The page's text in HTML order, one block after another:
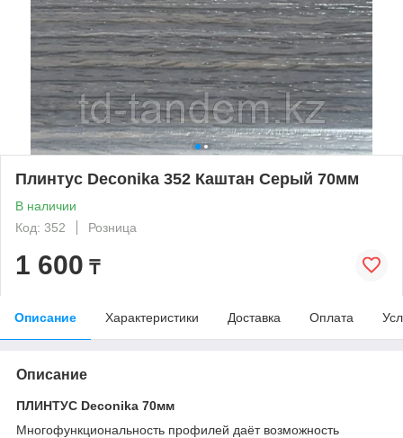
Плинтус Deconika 352 Каштан Серый 70мм
В наличии
Код: 352
Розница
1 600 ₸
Описание Характеристики Доставка Оплата
Описание
ПЛИНТУС Deconika 70мм
Многофункциональность профилей даёт возможность